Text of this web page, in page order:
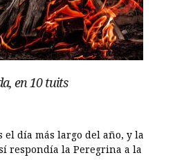
en 10 tuits
el día más largo del año, y la
respondía la Peregrina a la